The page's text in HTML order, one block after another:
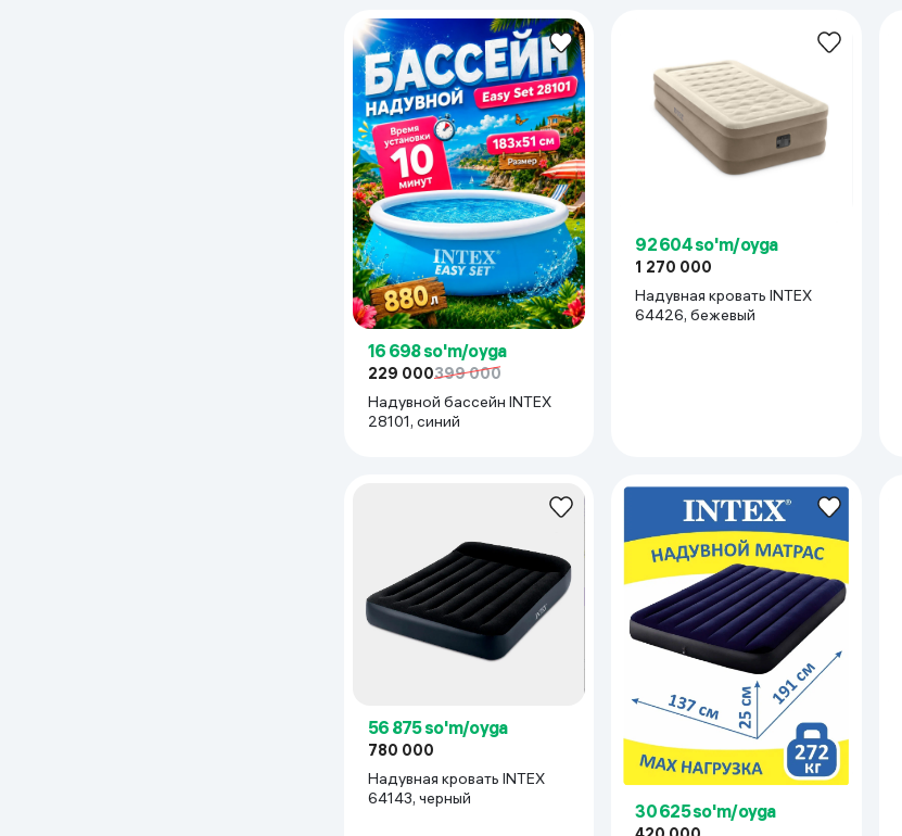
16 698 so'm/oyga
229 000399 000
Надувной бассейн INTEX
28101, синий
92 604 so'm/oyga
1 270 000
Надувная кровать INTEX
64426, бежевый
56 875 so'm/oyga
780 000
Надувная кровать INTEX
64143, черный
30 625 so'm/oyga